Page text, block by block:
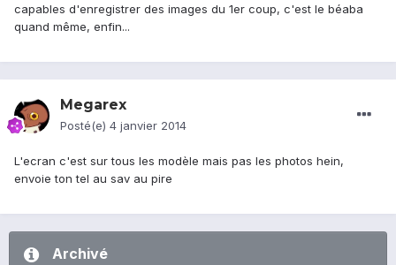
capables d'enregistrer des images du 1er coup, c'est le béaba
quand même, enfin...
Megarex
Posté(e) 4 janvier 2014
L'ecran c'est sur tous les modèle mais pas les photos hein,
envoie ton tel au sav au pire
Archivé